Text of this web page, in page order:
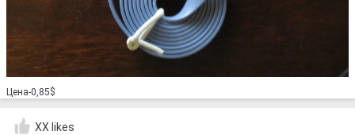
Цена-0,85$
XX likes